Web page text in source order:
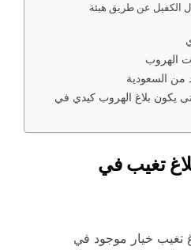
الكفيل عن طريق هيئة
الهروب
من السعودية
يكون بلاغ الهروب كيدي في
تغيب في
تغيب خيار موجود في